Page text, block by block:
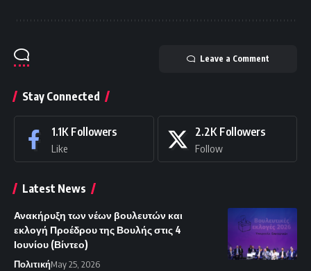
Leave a Comment
Stay Connected
1.1K Followers
Like
2.2K Followers
Follow
Latest News
Ανακήρυξη των νέων βουλευτών και
εκλογή Προέδρου της Βουλής στις 4
Ιουνίου (Βίντεο)
ΠολιτικήMay 25, 2026